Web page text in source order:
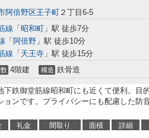
阿倍野区王子町 ２丁目6-5
線 「 昭和町 」駅 徒歩7分
「 阿倍野 」駅 徒歩10分
線 「 天王寺 」駅 徒歩15分
4階建 構造 鉄骨造
下鉄御堂筋線昭和町にも近くて便利。目
ョンです。プライバシーにも配慮した防
礼金 間取り 面積 詳細